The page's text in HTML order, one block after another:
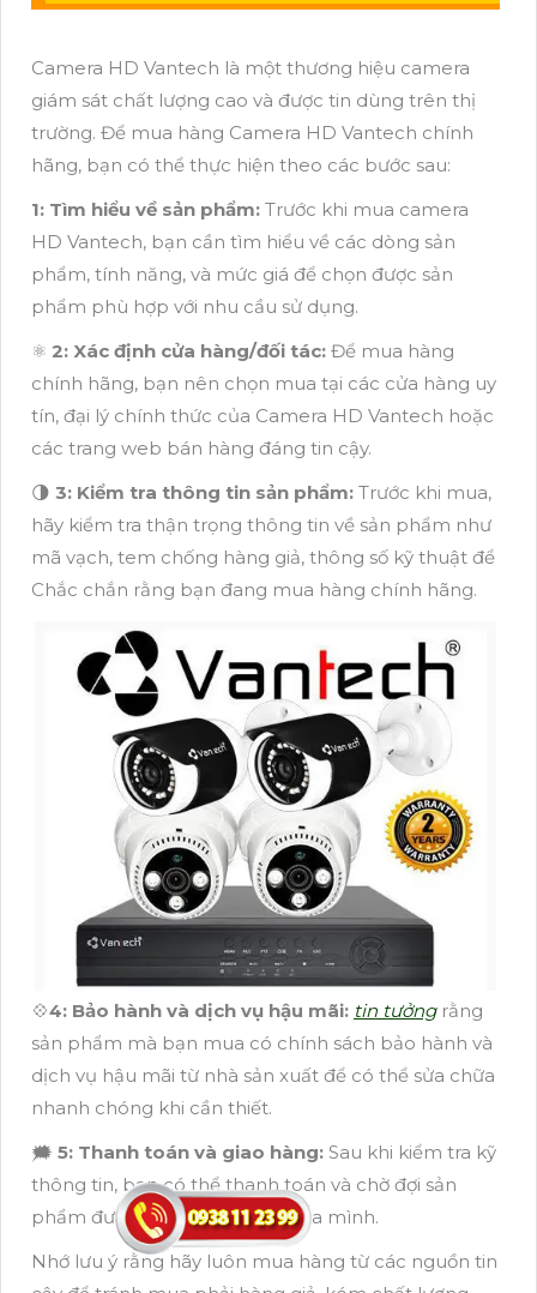
Camera HD Vantech là một thương hiệu camera
giám sát chất lượng cao và được tin dùng trên thị
trường. Để mua hàng Camera HD Vantech chính
hãng, bạn có thể thực hiện theo các bước sau:
1: Tìm hiểu về sản phẩm: Trước khi mua camera
HD Vantech, bạn cần tìm hiểu về các dòng sản
phẩm, tính năng, và mức giá để chọn được sản
phẩm phù hợp với nhu cầu sử dụng.
⚛️ 2: Xác định cửa hàng/đối tác: Để mua hàng
chính hãng, bạn nên chọn mua tại các cửa hàng uy
tín, đại lý chính thức của Camera HD Vantech hoặc
các trang web bán hàng đáng tin cậy.
🌗 3: Kiểm tra thông tin sản phẩm: Trước khi mua,
hãy kiểm tra thận trọng thông tin về sản phẩm như
mã vạch, tem chống hàng giả, thông số kỹ thuật để
Chắc chắn rằng bạn đang mua hàng chính hãng.
💠4: Bảo hành và dịch vụ hậu mãi: tin tưởngrằng
sản phẩm mà bạn mua có chính sách bảo hành và
dịch vụ hậu mãi từ nhà sản xuất để có thể sửa chữa
nhanh chóng khi cần thiết.
🗯️ 5: Thanh toán và giao hàng: Sau khi kiểm tra kỹ
thông tin, bạn có thể thanh toán và chờ đợi sản
phẩm được giao đến địa chỉ của mình.
Nhớ lưu ý rằng hãy luôn mua hàng từ các nguồn tin